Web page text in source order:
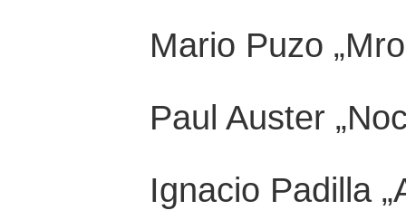
Mario Puzo
Paul Auster
Ignacio Padilla